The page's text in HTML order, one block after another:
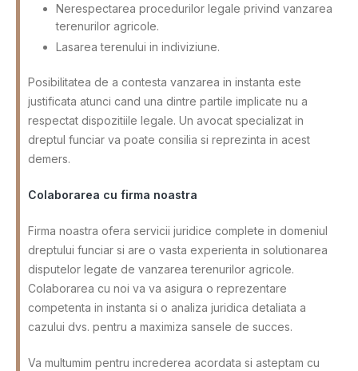
Nerespectarea procedurilor legale privind vanzarea
terenurilor agricole.
Lasarea terenului in indiviziune.
Posibilitatea de a contesta vanzarea in instanta este
justificata atunci cand una dintre partile implicate nu a
respectat dispozitiile legale. Un avocat specializat in
dreptul funciar va poate consilia si reprezinta in acest
demers.
Colaborarea cu firma noastra
Firma noastra ofera servicii juridice complete in domeniul
dreptului funciar si are o vasta experienta in solutionarea
disputelor legate de vanzarea terenurilor agricole.
Colaborarea cu noi va va asigura o reprezentare
competenta in instanta si o analiza juridica detaliata a
cazului dvs. pentru a maximiza sansele de succes.
Va multumim pentru increderea acordata si asteptam cu